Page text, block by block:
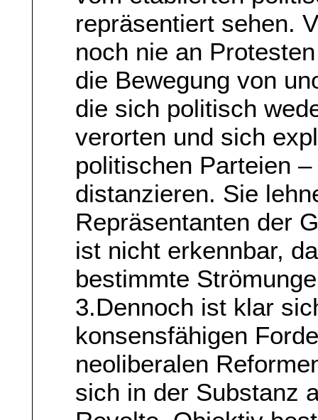
repräsentiert sehen.
noch nie an
die Bewegung von
die sich politisch
verorten und sich
politischen Parteien
distanzieren. Sie
Repräsentanten der
ist nicht erkennbar,
bestimmte
3.Dennoch ist klar
konsensfähigen
neoliberalen
sich in der Substanz